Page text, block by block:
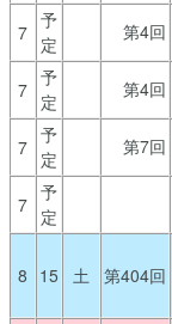
7
予
定
第4回
7
予
定
第4回
7
予
定
第7回
7
予
定
8 15 土 第404回